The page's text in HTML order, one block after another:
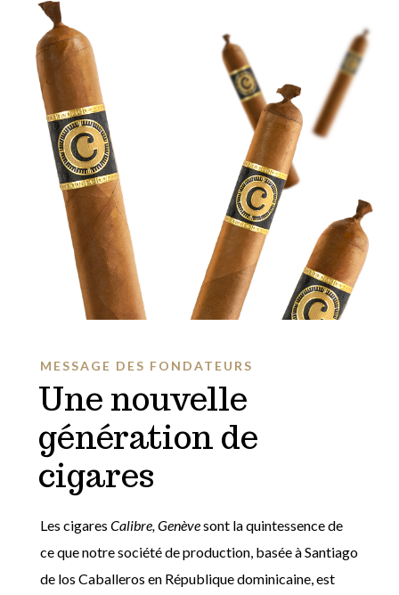
MESSAGE DES FONDATEURS
Une nouvelle
génération de
cigares
Les cigares Calibre, Genèvesont la quintessence de
ce que notre société de production, basée à Santiago
de los Caballeros en République dominicaine, est